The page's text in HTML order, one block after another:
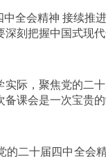
全会精神 接续推
刻把握中国式
际，聚焦党的二
课会是一次宝
二十届四中全会